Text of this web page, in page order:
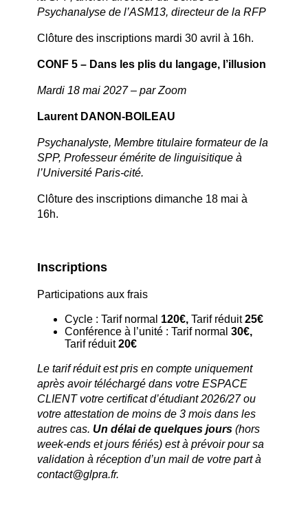
Psychanalyse de l’ASM13, directeur de la RFP
Clôture des inscriptions mardi 30 avril à 16h.
CONF 5 – Dans les plis du langage, l’illusion
Mardi 18 mai 2027 – par Zoom
Laurent DANON-BOILEAU
Psychanalyste, Membre titulaire formateur de la
SPP, Professeur émérite de linguisitique à
l’Université Paris-cité.
Clôture des inscriptions dimanche 18 mai à
16h.
Inscriptions
Participations aux frais
Cycle : Tarif normal 120€, Tarif réduit25€
Conférence à l’unité : Tarif normal 30€,
Tarif réduit20€
Le tarif réduit est pris en compte uniquement
après avoir téléchargé dans votre ESPACE
CLIENT votre certificat d’étudiant 2026/27 ou
votre attestation de moins de 3 mois dans les
autres cas. Un délai de quelques jours (hors
week-ends et jours fériés) est à prévoir pour sa
validation à réception d’un mail de votre part à
contact@glpra.fr.